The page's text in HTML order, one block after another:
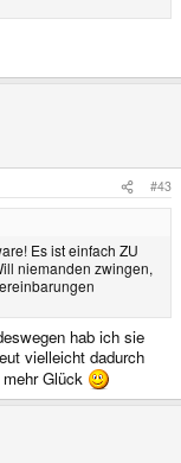
#43
Es ist einfach ZU
niemanden zwingen,
hab ich sie
vielleicht dadurch
Glück